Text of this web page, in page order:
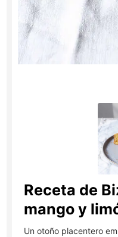
Receta de
mango y
Un otoño placentero